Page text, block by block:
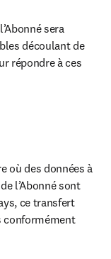
sera
découlant de
répondre à ces
où des données à
l’Abonné sont
ce transfert
conformément